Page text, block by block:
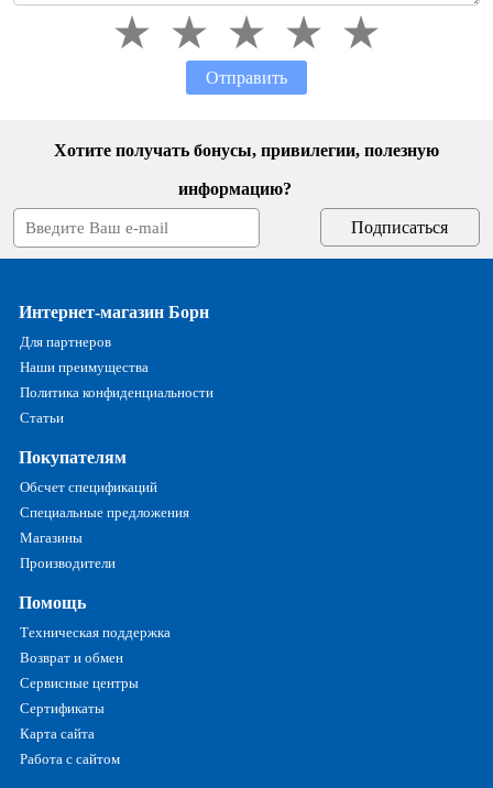
Отправить
Хотите получать бонусы, привилегии, полезную
информацию?
Интернет-магазин Борн
Для партнеров
Наши преимущества
Политика конфиденциальности
Статьи
Покупателям
Обсчет спецификаций
Специальные предложения
Магазины
Производители
Помощь
Техническая поддержка
Возврат и обмен
Сервисные центры
Сертификаты
Карта сайта
Работа с сайтом